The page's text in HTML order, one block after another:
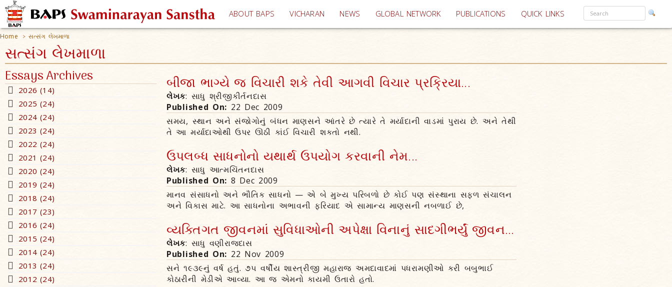
ABOUT BAPS VICHARAN (current)
NEWS GLOBAL NETWORK PUBLICATIONS QUICK LINKS
Home > સત્સંગ લેખમાળા
સત્સંગ લેખમાળા
Essays Archives
2026 (14)
2025 (24)
2024 (24)
2023 (24)
2022 (24)
2021 (24)
2020 (24)
2019 (24)
2018 (24)
2017 (23)
2016 (24)
2015 (24)
2014 (24)
2013 (24)
2012 (24)
બીજા ભાગ્યે જ વિચારી શકે તેવી આગવી વિચાર પ્રક્રિયા...
લેખક: સાધુ શ્રીજીકીર્તનદાસ
Published On: 22 Dec 2009
સમય, સ્થાન અને સંજોગોનું બંધન માણસને આંતરે છે ત્યારે તે મર્યાદાની વાડમાં પુરાય છે. અને તેથી
તે આ મર્યાદાઓથી ઉપર ઊઠી કાંઈ વિચારી શકતો નથી.
ઉપલબ્ધ સાધનોનો યથાર્થ ઉપયોગ કરવાની નેમ...
લેખક: સાધુ આત્મચિંતનદાસ
Published On: 8 Dec 2009
માનવ સંસાધનો અને ભૌતિક સાધનો — એ બે મુખ્ય પરિબળો છે કોઈ પણ સંસ્થાના સફળ સંચાલન
અને વિકાસ માટે. આ સાધનોના અભાવની ફરિયાદ એ સામાન્ય માણસની નબળાઈ છે,
વ્યક્તિગત જીવનમાં સુવિધાઓની અપેક્ષા વિનાનું સાદગીભર્યું જીવન...
લેખક: સાધુ વણીરાજદાસ
Published On: 22 Nov 2009
સને ૧૯૩૯નું વર્ષ હતું. ૭૫ વર્ષીય શાસ્ત્રીજી મહારાજ અમદાવાદમાં પધરામણીઓ કરી બબુભાઈ
કોઠારીની મેડીએ આવ્યા. આ જ એમનો કાયમી ઉતારો હતો.